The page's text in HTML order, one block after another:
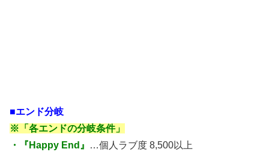
■エンド分岐
※「各エンドの分岐条件」
・『Happy End』
…個人ラブ度 8,500以上